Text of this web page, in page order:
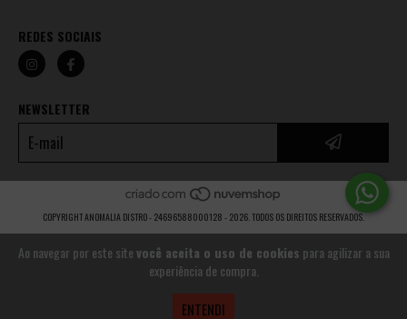
Ao navegar por este sitevocê aceita o uso de cookies para agilizar a sua
experiência de compra.
ENTENDI
REDES SOCIAIS
NEWSLETTER
COPYRIGHT ANOMALIA DISTRO - 24696588000128 - 2026. TODOS OS DIREITOS RESERVADOS.